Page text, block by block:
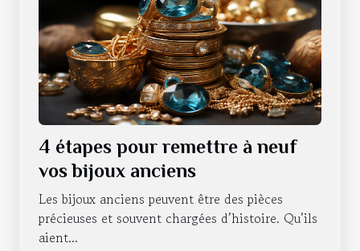
4 étapes pour remettre à neuf
vos bijoux anciens
Les bijoux anciens peuvent être des pièces
précieuses et souvent chargées d’histoire. Qu’ils
aient...